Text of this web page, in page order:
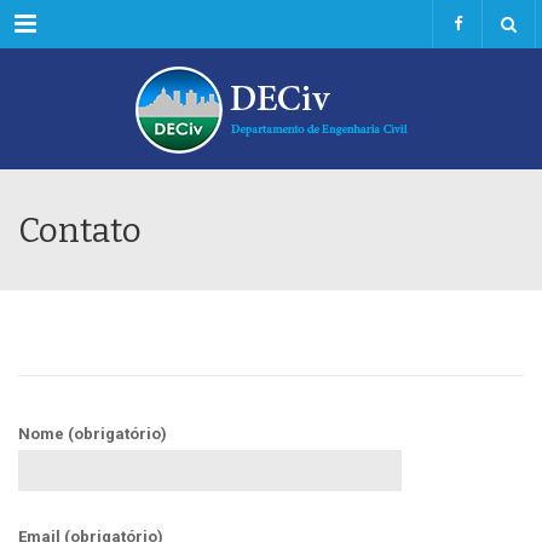
Menu
Contato
Nome (obrigatório)
Email (obrigatório)